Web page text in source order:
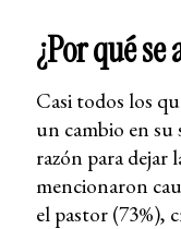
¿Por qué se
Casi todos los
un cambio en
razón para dejar
mencionaron
el pastor (73%),